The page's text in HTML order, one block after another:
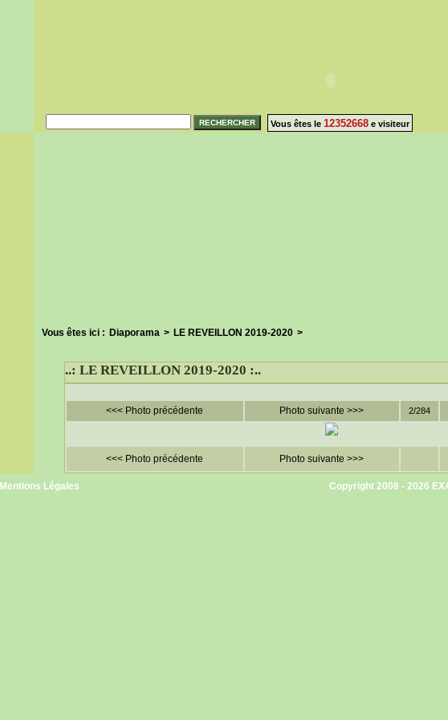
Vous êtes le 12352668 e visiteur
Vous êtes ici : Diaporama > LE REVEILLON 2019-2020 >
..: LE REVEILLON 2019-2020 :..
<<< Photo précédente Photo suivante >>> 2/284
<<< Photo précédente Photo suivante >>>
Mentions Légales Copyright 2008 - 2026